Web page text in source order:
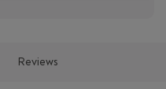
Reviews